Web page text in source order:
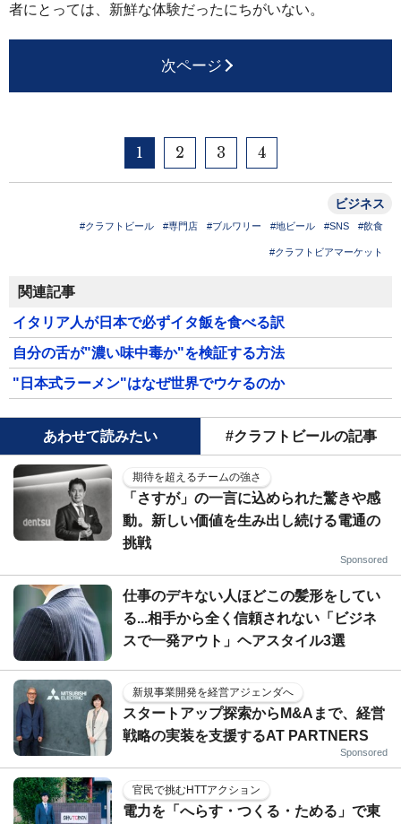
者にとっては、新鮮な体験だったにちがいない。
次ページ
1 2 3 4
ビジネス
#クラフトビール #専門店 #ブルワリー #地ビール #SNS #飲食
#クラフトビアマーケット
関連記事
イタリア人が日本で必ずイタ飯を食べる訳
自分の舌が"濃い味中毒か"を検証する方法
"日本式ラーメン"はなぜ世界でウケるのか
あわせて読みたい #クラフトビールの記事
期待を超えるチームの強さ
「さすが」の一言に込められた驚きや感
動。新しい価値を生み出し続ける電通の
挑戦
Sponsored
仕事のデキない人ほどこの髪形をしてい
る...相手から全く信頼されない「ビジネ
スで一発アウト」ヘアスタイル3選
新規事業開発を経営アジェンダへ
スタートアップ探索からM&Aまで、経営
戦略の実装を支援するAT PARTNERS
Sponsored
官民で挑むHTTアクション
電力を「へらす・つくる・ためる」で東